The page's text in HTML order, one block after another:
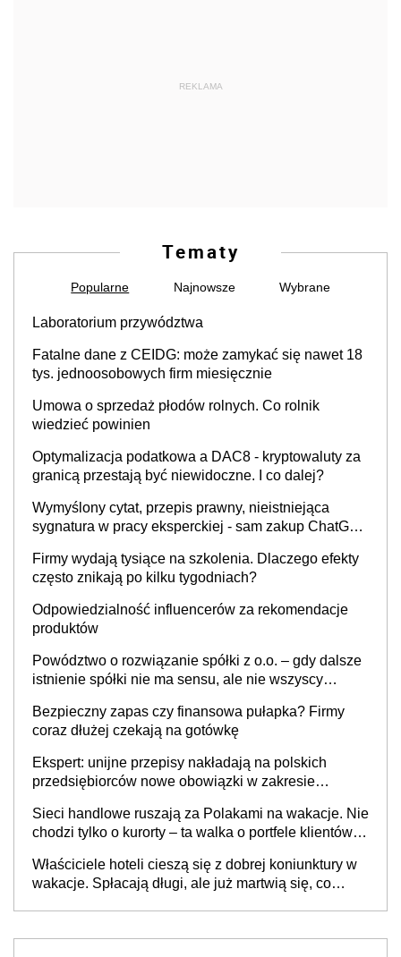
REKLAMA
Tematy
Popularne Najnowsze Wybrane
Laboratorium przywództwa
Fatalne dane z CEIDG: może zamykać się nawet 18
tys. jednoosobowych firm miesięcznie
Umowa o sprzedaż płodów rolnych. Co rolnik
wiedzieć powinien
Optymalizacja podatkowa a DAC8 - kryptowaluty za
granicą przestają być niewidoczne. I co dalej?
Wymyślony cytat, przepis prawny, nieistniejąca
sygnatura w pracy eksperckiej - sam zakup ChatGPT
Firmy wydają tysiące na szkolenia. Dlaczego efekty
często znikają po kilku tygodniach?
Odpowiedzialność influencerów za rekomendacje
produktów
Powództwo o rozwiązanie spółki z o.o. – gdy dalsze
istnienie spółki nie ma sensu, ale nie wszyscy
Bezpieczny zapas czy finansowa pułapka? Firmy
coraz dłużej czekają na gotówkę
Ekspert: unijne przepisy nakładają na polskich
przedsiębiorców nowe obowiązki w zakresie
Sieci handlowe ruszają za Polakami na wakacje. Nie
chodzi tylko o kurorty – ta walka o portfele klientów
cichu
Właściciele hoteli cieszą się z dobrej koniunktury w
wakacje. Spłacają długi, ale już martwią się, co